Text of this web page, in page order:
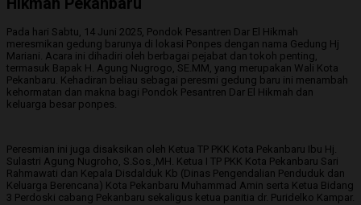
Pada hari Sabtu, 14 Juni 2025, Pondok Pesantren Dar El Hikmah
meresmikan gedung barunya di lokasi Ponpes dengan nama Gedung Hj
Mariani. Acara ini dihadiri oleh berbagai pejabat dan tokoh penting,
termasuk Bapak H. Agung Nugrogo, SE.MM, yang merupakan Wali Kota
Pekanbaru. Kehadiran beliau sebagai peresmi gedung baru ini menambah
kehormatan dan makna bagi Pondok Pesantren Dar El Hikmah dan
keluarga besar ponpes.
Peresmian ini juga disaksikan oleh Ketua TP PKK Kota Pekanbaru Ibu Hj.
Sulastri Agung Nugroho, S.Sos.,MH. Ketua I TP PKK Kota Pekanbaru Sari
Rahmawati dan Kepala Disdalduk Kb (Dinas Pengendalian Penduduk dan
Keluarga Berencana) Kota Pekanbaru Muhammad Amin serta Ketua Bidang
3 Perdoski cabang Pekanbaru sekaligus ketua panitia dr. Puridelko Kampar.